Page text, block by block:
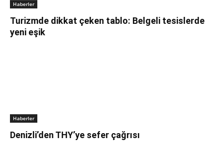
Haberler
Turizmde dikkat çeken tablo: Belgeli tesislerde
yeni eşik
Haberler
Denizli’den THY’ye sefer çağrısı